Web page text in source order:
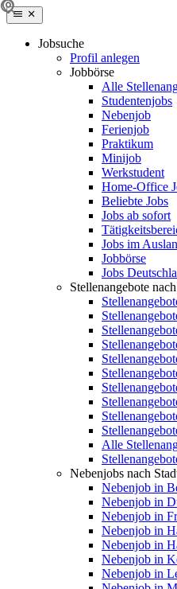
Jobsuche
Profil anlegen
Jobbörse
Alle
Studentenjobs
Nebenjob
Ferienjob
Praktikum
Minijob
Werkstudent
Home-Office
Beliebte Jobs
Jobs ab sofort
Jobs im
Jobbörse
Jobs
Stellenangebote
Alle
Nebenjobs nach
Nebenjob in
Nebenjob in
Nebenjob in
Nebenjob in
Nebenjob in
Nebenjob in
Nebenjob in